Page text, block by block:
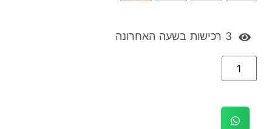
3 רכישות בשעה האחרונה